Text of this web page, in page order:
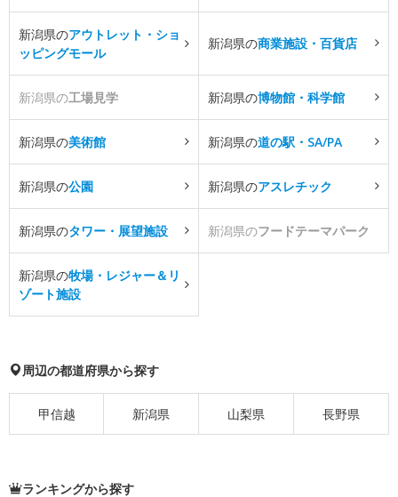
新潟県のアウトレット・ショ
ッピングモール
新潟県の商業施設・百貨店
新潟県の工場見学 新潟県の博物館・科学館
新潟県の美術館 新潟県の道の駅・SA/PA
新潟県の公園 新潟県のアスレチック
新潟県のタワー・展望施設 新潟県のフードテーマパーク
新潟県の牧場・レジャー＆リ
ゾート施設
周辺の都道府県から探す
甲信越 新潟県 山梨県 長野県
ランキングから探す